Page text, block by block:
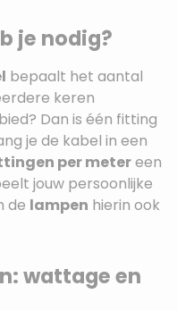
je nodig?
bepaalt het aantal
keren
Dan is één fitting
je de kabel in een
per metereen
jouw persoonlijke
de lampen hierin ook
wattage en